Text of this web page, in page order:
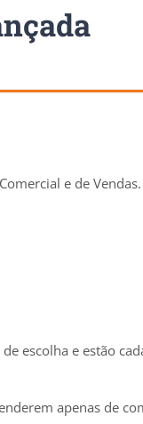
e de Vendas.
escolha e estão
apenas de